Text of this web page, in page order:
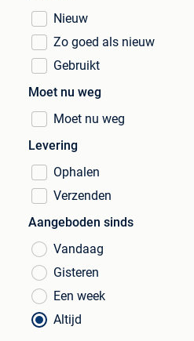
Nieuw
Zo goed als nieuw
Gebruikt
Moet nu weg
Moet nu weg
Levering
Ophalen
Verzenden
Aangeboden sinds
Vandaag
Gisteren
Een week
Altijd